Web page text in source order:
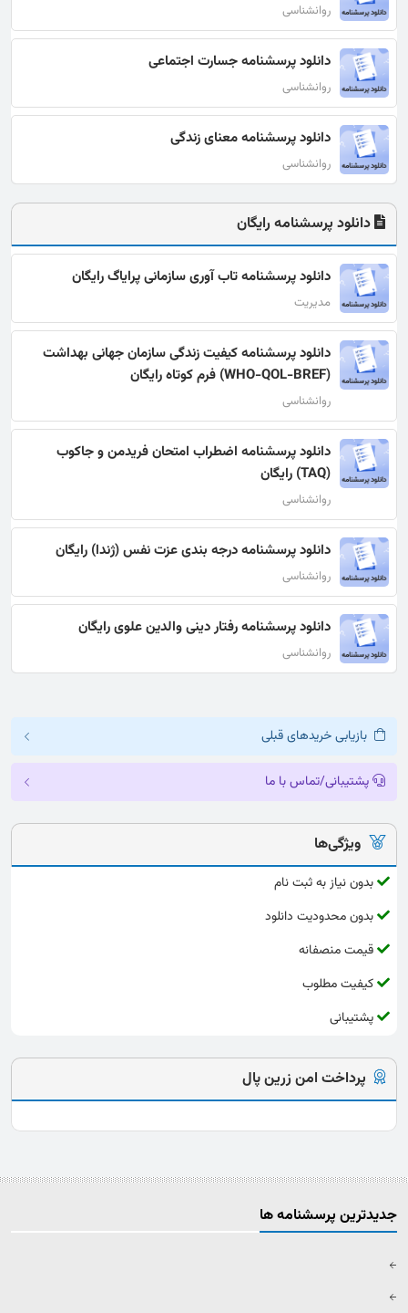
روانشناسی
دانلود پرسشنامه جسارت اجتماعی
روانشناسی
دانلود پرسشنامه معنای زندگی
روانشناسی
دانلود پرسشنامه رایگان
دانلود پرسشنامه تاب آوری سازمانی پرایاگ رایگان
مدیریت
دانلود پرسشنامه كیفیت زندگی سازمان جهانی بهداشت
(WHO-QOL-BREF) فرم کوتاه رایگان
روانشناسی
دانلود پرسشنامه اضطراب امتحان فریدمن و جاکوب
(TAQ) رایگان
روانشناسی
دانلود پرسشنامه درجه بندی عزت نفس (ژندا) رایگان
روانشناسی
دانلود پرسشنامه رفتار دینی والدین علوی رایگان
روانشناسی
بازیابی خریدهای قبلی
پشتیبانی/تماس با ما
ویژگی‌ها
بدون نیاز به ثبت نام
بدون محدودیت دانلود
قیمت منصفانه
کیفیت مطلوب
پشتیبانی
پرداخت امن زرین پال
جدیدترین پرسشنامه ها